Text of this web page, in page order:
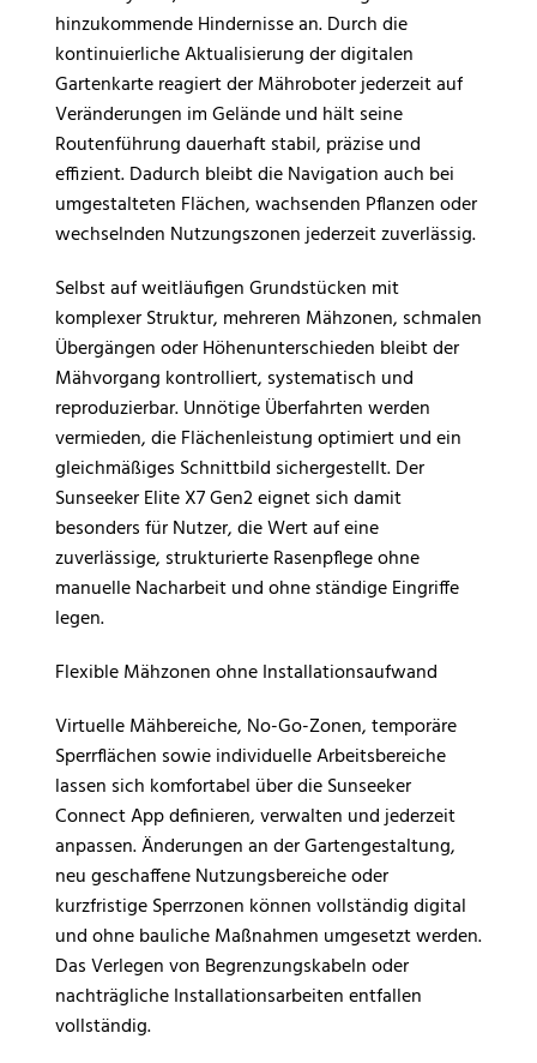
hinzukommende Hindernisse an. Durch die
kontinuierliche Aktualisierung der digitalen
Gartenkarte reagiert der Mähroboter jederzeit auf
Veränderungen im Gelände und hält seine
Routenführung dauerhaft stabil, präzise und
effizient. Dadurch bleibt die Navigation auch bei
umgestalteten Flächen, wachsenden Pflanzen oder
wechselnden Nutzungszonen jederzeit zuverlässig.
Selbst auf weitläufigen Grundstücken mit
komplexer Struktur, mehreren Mähzonen, schmalen
Übergängen oder Höhenunterschieden bleibt der
Mähvorgang kontrolliert, systematisch und
reproduzierbar. Unnötige Überfahrten werden
vermieden, die Flächenleistung optimiert und ein
gleichmäßiges Schnittbild sichergestellt. Der
Sunseeker Elite X7 Gen2 eignet sich damit
besonders für Nutzer, die Wert auf eine
zuverlässige, strukturierte Rasenpflege ohne
manuelle Nacharbeit und ohne ständige Eingriffe
legen.
Flexible Mähzonen ohne Installationsaufwand
Virtuelle Mähbereiche, No-Go-Zonen, temporäre
Sperrflächen sowie individuelle Arbeitsbereiche
lassen sich komfortabel über die Sunseeker
Connect App definieren, verwalten und jederzeit
anpassen. Änderungen an der Gartengestaltung,
neu geschaffene Nutzungsbereiche oder
kurzfristige Sperrzonen können vollständig digital
und ohne bauliche Maßnahmen umgesetzt werden.
Das Verlegen von Begrenzungskabeln oder
nachträgliche Installationsarbeiten entfallen
vollständig.